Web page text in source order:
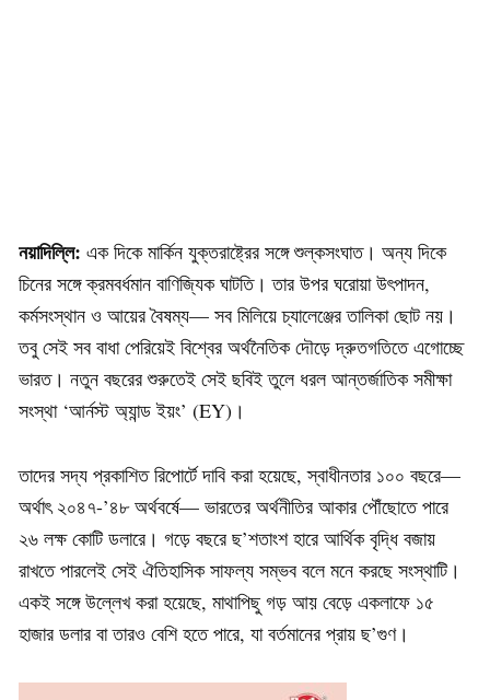
নয়াদিল্লি: এক দিকে মার্কিন যুক্তরাষ্ট্রের সঙ্গে শুল্কসংঘাত। অন্য দিকে
চিনের সঙ্গে ক্রমবর্ধমান বাণিজ্যিক ঘাটতি। তার উপর ঘরোয়া উৎপাদন,
কর্মসংস্থান ও আয়ের বৈষম্য— সব মিলিয়ে চ্যালেঞ্জের তালিকা ছোট নয়।
তবু সেই সব বাধা পেরিয়েই বিশ্বের অর্থনৈতিক দৌড়ে দ্রুতগতিতে এগোচ্ছে
ভারত। নতুন বছরের শুরুতেই সেই ছবিই তুলে ধরল আন্তর্জাতিক সমীক্ষা
সংস্থা ‘আর্নস্ট অ্যান্ড ইয়ং’ (EY)।
তাদের সদ্য প্রকাশিত রিপোর্টে দাবি করা হয়েছে, স্বাধীনতার ১০০ বছরে—
অর্থাৎ ২০৪৭-’৪৮ অর্থবর্ষে— ভারতের অর্থনীতির আকার পৌঁছোতে পারে
২৬ লক্ষ কোটি ডলারে। গড়ে বছরে ছ’শতাংশ হারে আর্থিক বৃদ্ধি বজায়
রাখতে পারলেই সেই ঐতিহাসিক সাফল্য সম্ভব বলে মনে করছে সংস্থাটি।
একই সঙ্গে উল্লেখ করা হয়েছে, মাথাপিছু গড় আয় বেড়ে একলাফে ১৫
হাজার ডলার বা তারও বেশি হতে পারে, যা বর্তমানের প্রায় ছ’গুণ।